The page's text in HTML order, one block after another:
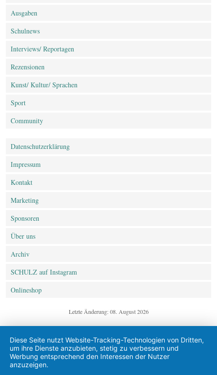
Ausgaben
Schulnews
Interviews/ Reportagen
Rezensionen
Kunst/ Kultur/ Sprachen
Sport
Community
Datenschutz­erklärung
Impressum
Kontakt
Marketing
Sponsoren
Über uns
Archiv
SCHULZ auf Instagram
Onlineshop
Letzte Änderung: 08. August 2026
Diese Seite nutzt Website-Tracking-Technologien von Dritten,
um ihre Dienste anzubieten, stetig zu verbessern und
Werbung entsprechend den Interessen der Nutzer
anzuzeigen.